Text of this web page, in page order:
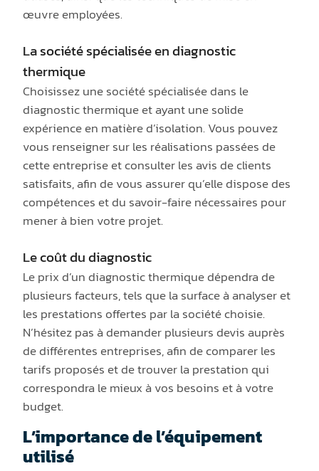
œuvre employées.
La société spécialisée en diagnostic
thermique
Choisissez une société spécialisée dans le
diagnostic thermique et ayant une solide
expérience en matière d’isolation. Vous pouvez
vous renseigner sur les réalisations passées de
cette entreprise et consulter les avis de clients
satisfaits, afin de vous assurer qu’elle dispose des
compétences et du savoir-faire nécessaires pour
mener à bien votre projet.
Le coût du diagnostic
Le prix d’un diagnostic thermique dépendra de
plusieurs facteurs, tels que la surface à analyser et
les prestations offertes par la société choisie.
N’hésitez pas à demander plusieurs devis auprès
de différentes entreprises, afin de comparer les
tarifs proposés et de trouver la prestation qui
correspondra le mieux à vos besoins et à votre
budget.
L’importance de l’équipement
utilisé